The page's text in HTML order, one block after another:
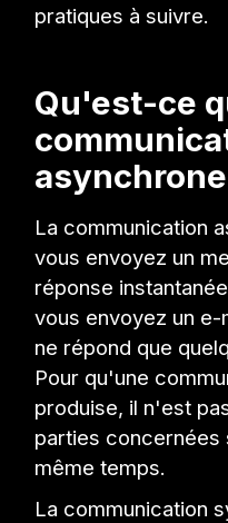
pratiques à suivre.
Qu'est-ce
La communication
vous envoyez un
réponse
vous envoyez un
ne répond que
Pour qu'une
produise, il n'est
parties concernées
même temps.
La communication